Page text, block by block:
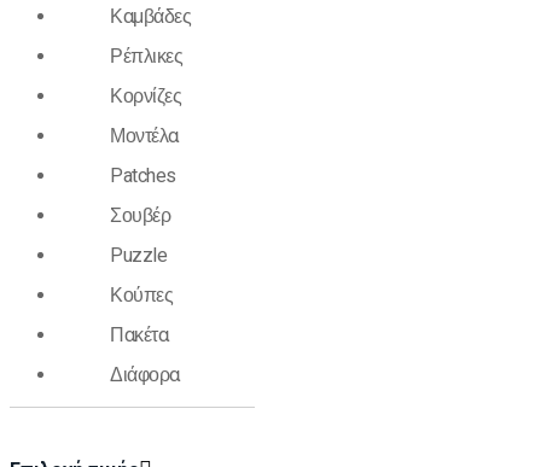
Καμβάδες
Ρέπλικες
Κορνίζες
Μοντέλα
Patches
Σουβέρ
Puzzle
Κούπες
Πακέτα
Διάφορα